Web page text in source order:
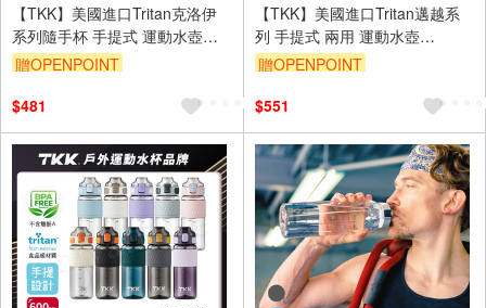
【TKK】美國進口Tritan克洛伊
系列隨手杯 手提式 運動水壺
550ML(直飲口設計)-任選色
贈OPENPOINT
$481
【TKK】美國進口Tritan邁越系
列 手提式 兩用 運動水壺
600ML(附提帶)-任選色
贈OPENPOINT
$551